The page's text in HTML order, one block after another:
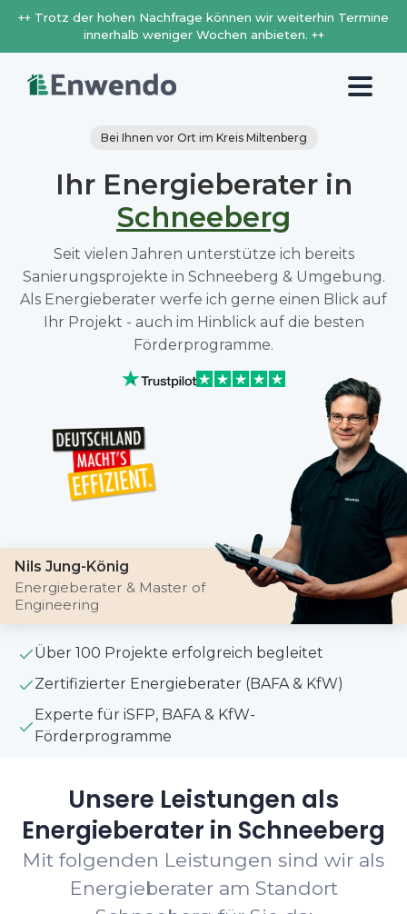
++ Trotz der hohen Nachfrage können wir weiterhin Termine
innerhalb weniger Wochen anbieten. ++
Bei Ihnen vor Ort im Kreis Miltenberg
Ihr Energieberater in
Schneeberg
Seit vielen Jahren unterstütze ich bereits
Sanierungsprojekte in Schneeberg & Umgebung.
Als Energieberater werfe ich gerne einen Blick auf
Ihr Projekt - auch im Hinblick auf die besten
Förderprogramme.
Nils Jung-König
Energieberater & Master of
Engineering
Über 100 Projekte erfolgreich begleitet
Zertifizierter Energieberater (BAFA & KfW)
Experte für iSFP, BAFA & KfW-
Förderprogramme
Unsere Leistungen als
Energieberater in Schneeberg
Mit folgenden Leistungen sind wir als
Energieberater am Standort